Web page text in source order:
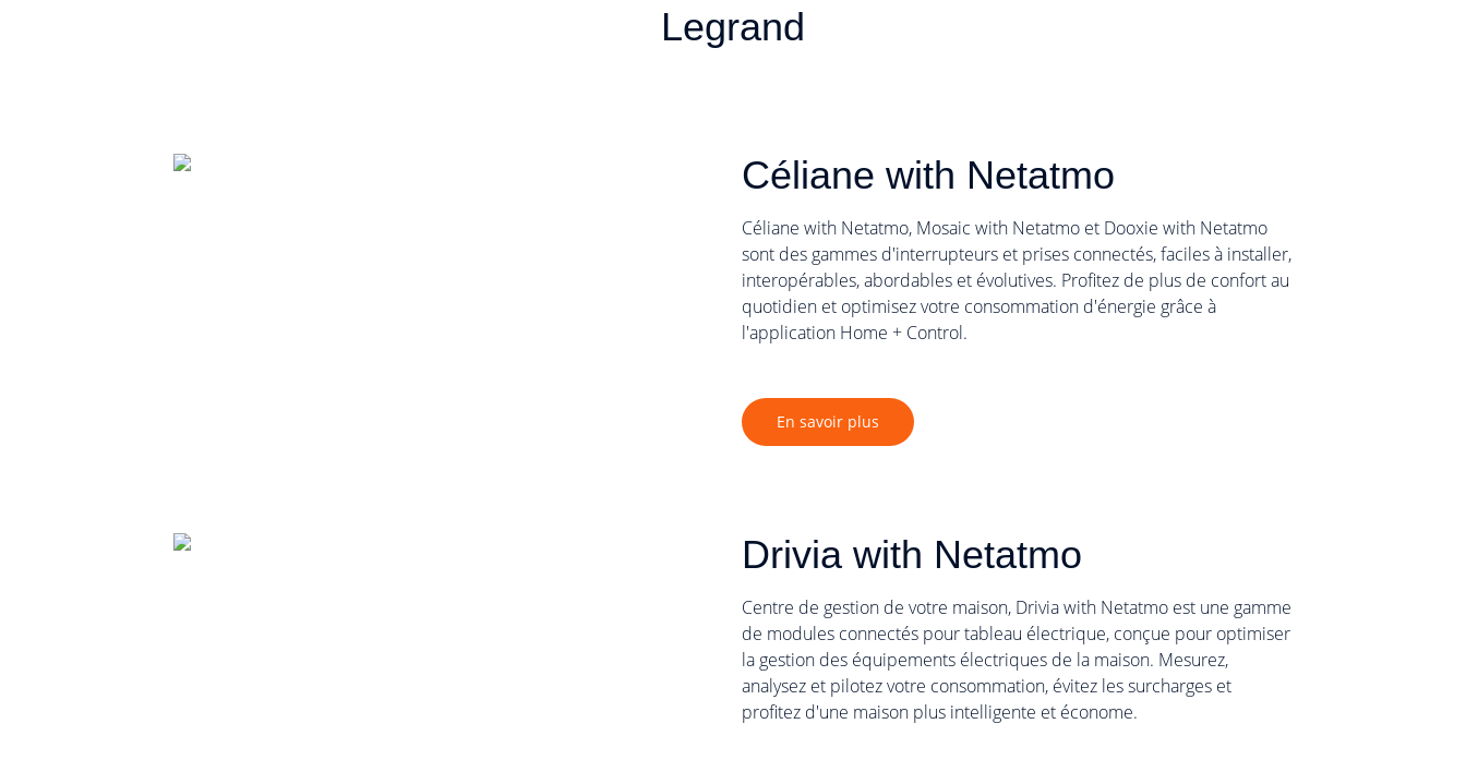
Legrand
Céliane with Netatmo
Céliane with Netatmo, Mosaic with Netatmo et Dooxie with Netatmo
sont des gammes d'interrupteurs et prises connectés, faciles à installer,
interopérables, abordables et évolutives. Profitez de plus de confort au
quotidien et optimisez votre consommation d'énergie grâce à
l'application Home + Control.
En savoir plus
Drivia with Netatmo
Centre de gestion de votre maison, Drivia with Netatmo est une gamme
de modules connectés pour tableau électrique, conçue pour optimiser
la gestion des équipements électriques de la maison. Mesurez,
analysez et pilotez votre consommation, évitez les surcharges et
profitez d'une maison plus intelligente et économe.